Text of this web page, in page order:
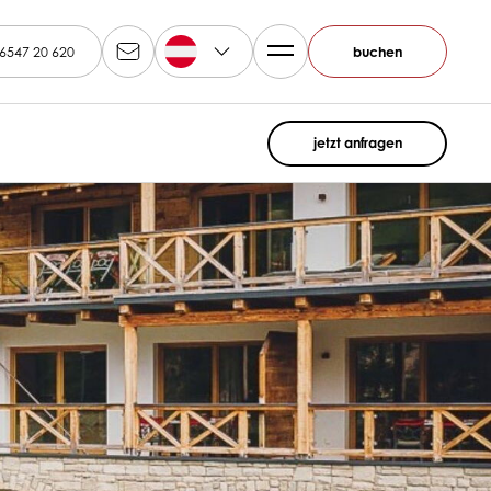
20 620 DE buchen
jetzt anfragen